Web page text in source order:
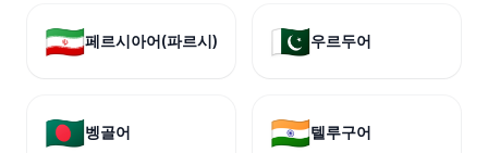
🇮🇷페르시아어(파르시) 🇵🇰우르두어
🇧🇩벵골어 🇮🇳텔루구어